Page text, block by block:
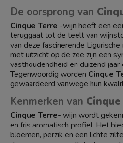
De oorsprong van
Cinque Terre -wijn heeft een
teruggaat tot de teelt van
van deze fascinerende
met uitzicht op de zee zijn een
vasthoudendheid en duizend jaar
Tegenwoordig worden Cinque
gewaardeerd vanwege hun
Kenmerken van
Cinque Terre- wijn wordt
en fris aromatisch profiel. Het
bloemen, perzik en een lichte